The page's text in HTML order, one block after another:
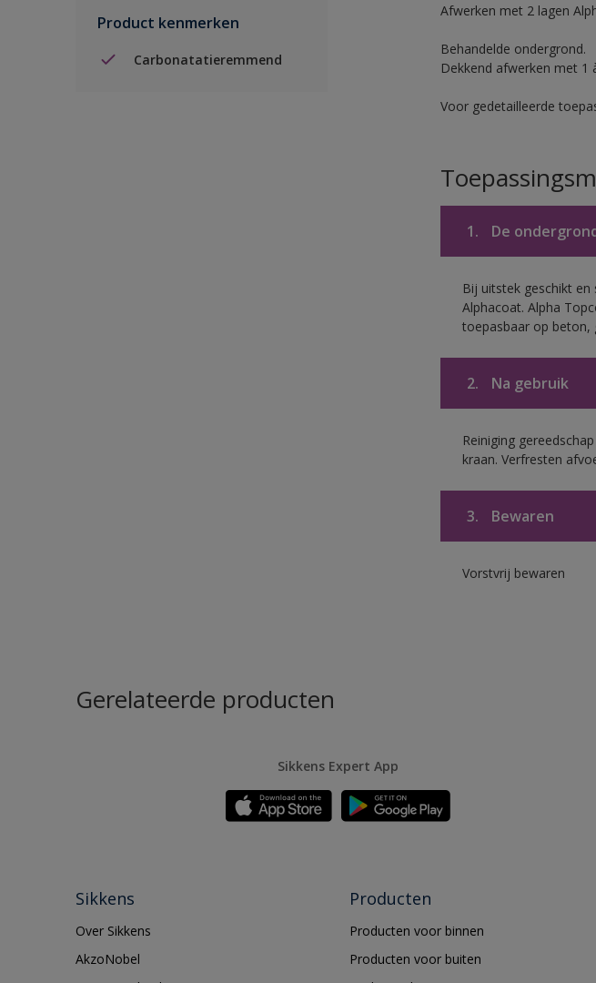
Product kenmerken
Carbonatatieremmend
Afwerken met 2 lagen
Behandelde ondergrond.
Dekkend afwerken met 1
Voor gedetailleerde
1. De
Bij uitstek geschikt
Alphacoat. Alpha
toepasbaar op beton,
2. Na gebruik
Reiniging
kraan. Verfresten
3. Bewaren
Vorstvrij bewaren
Gerelateerde producten
Sikkens Expert App
Sikkens
Over Sikkens
AkzoNobel
Producten
Producten voor binnen
Producten voor buiten